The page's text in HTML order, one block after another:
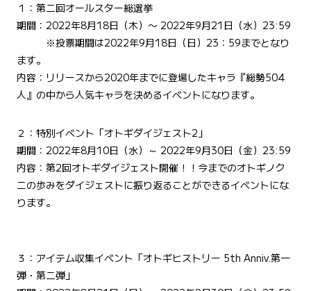
１：第二回オールスター総選挙
期間：2022年8月18日（木）〜 2022年9月21日（水）23:59
※投票期間は2022年9月18日（日）23：59までとなり
ます。
内容：リリースから2020年までに登場したキャラ『総勢504
人』の中から人気キャラを決めるイベントになります。
２：特別イベント「オトギダイジェスト2」
期間：2022年8月10日（水）～ 2022年9月30日（金）23:59
内容：第2回オトギダイジェスト開催！！今までのオトギノク
ニの歩みをダイジェストに振り返ることができるイベントにな
ります。
３：アイテム収集イベント「オトギヒストリー 5th Anniv.第一
弾・第二弾」